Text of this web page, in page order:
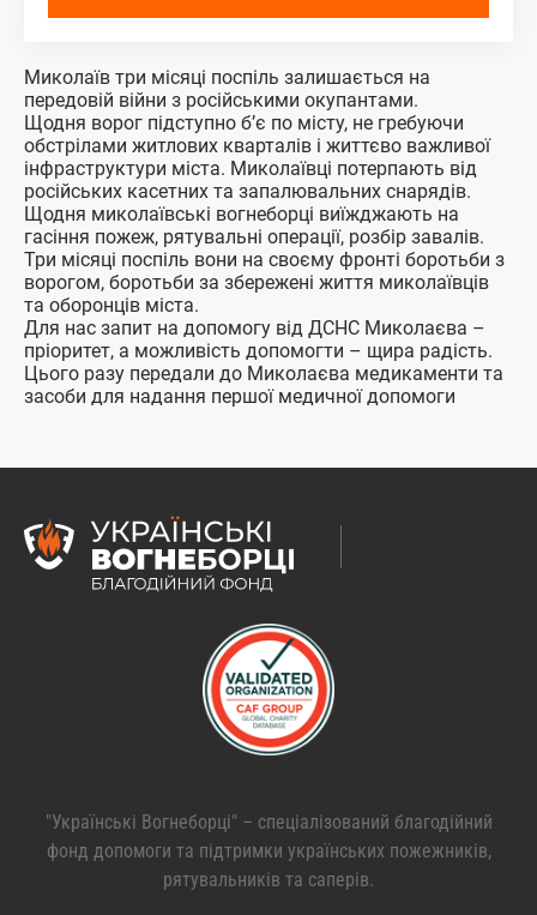
Миколаїв три місяці поспіль залишається на
передовій війни з російськими окупантами.
Щодня ворог підступно бʼє по місту, не гребуючи
обстрілами житлових кварталів і життєво важливої
інфраструктури міста. Миколаївці потерпають від
російських касетних та запалювальних снарядів.
Щодня миколаївські вогнеборці виїжджають на
гасіння пожеж, рятувальні операції, розбір завалів.
Три місяці поспіль вони на своєму фронті боротьби з
ворогом, боротьби за збережені життя миколаївців
та оборонців міста.
Для нас запит на допомогу від ДСНС Миколаєва –
пріоритет, а можливість допомогти – щира радість.
Цього разу передали до Миколаєва медикаменти та
засоби для надання першої медичної допомоги
"Українські Вогнеборці" – спеціалізований благодійний
фонд допомоги та підтримки українських пожежників,
рятувальників та саперів.